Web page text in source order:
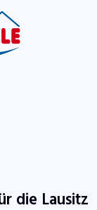
die Lausitz